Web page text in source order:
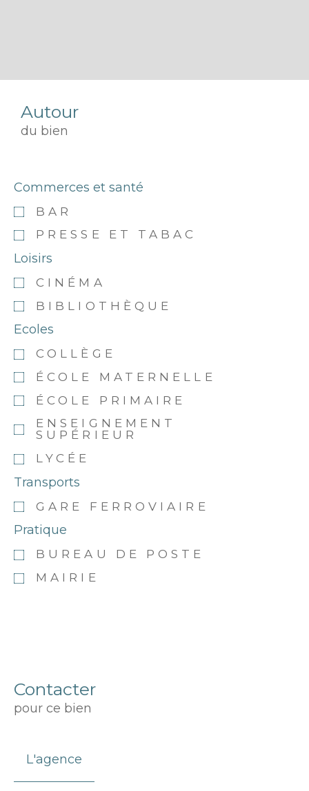
Autour
du bien
Commerces et santé
BAR
PRESSE ET TABAC
Loisirs
CINÉMA
BIBLIOTHÈQUE
Ecoles
COLLÈGE
ÉCOLE MATERNELLE
ÉCOLE PRIMAIRE
ENSEIGNEMENT
SUPÉRIEUR
LYCÉE
Transports
GARE FERROVIAIRE
Pratique
BUREAU DE POSTE
MAIRIE
Contacter
pour ce bien
L'agence